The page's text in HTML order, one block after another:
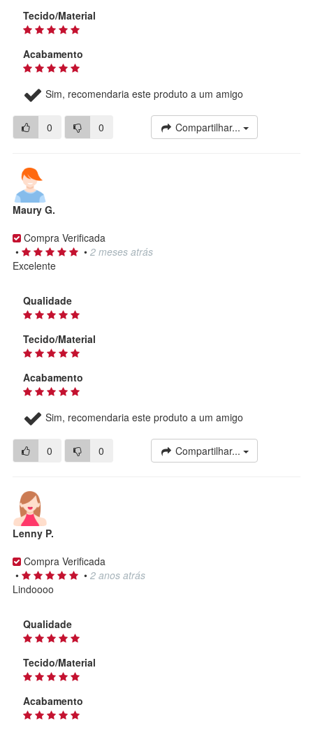
Tecido/Material
Acabamento
Sim, recomendaria este produto a um amigo
0 0 Compartilhar...
Maury G.
Compra Verificada
•
• 2 meses atrás
Excelente
Qualidade
Tecido/Material
Acabamento
Sim, recomendaria este produto a um amigo
0 0 Compartilhar...
Lenny P.
Compra Verificada
•
• 2 anos atrás
Lindoooo
Qualidade
Tecido/Material
Acabamento